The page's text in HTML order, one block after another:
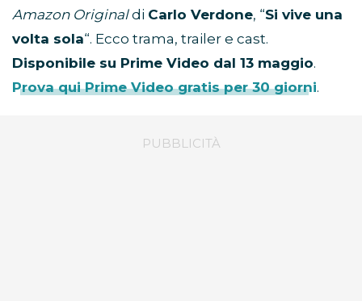
Amazon Originaldi Carlo Verdone, “Si vive una
volta sola“. Ecco trama, trailer e cast.
Disponibile su Prime Video dal 13 maggio.
Prova qui Prime Video gratis per 30 giorni.